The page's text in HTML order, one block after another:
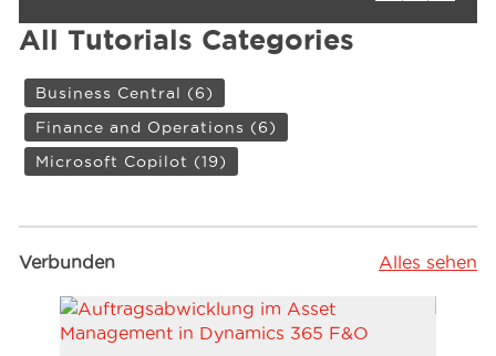
All Tutorials Categories
Business Central (6)
Finance and Operations (6)
Microsoft Copilot (19)
Verbunden Alles sehen